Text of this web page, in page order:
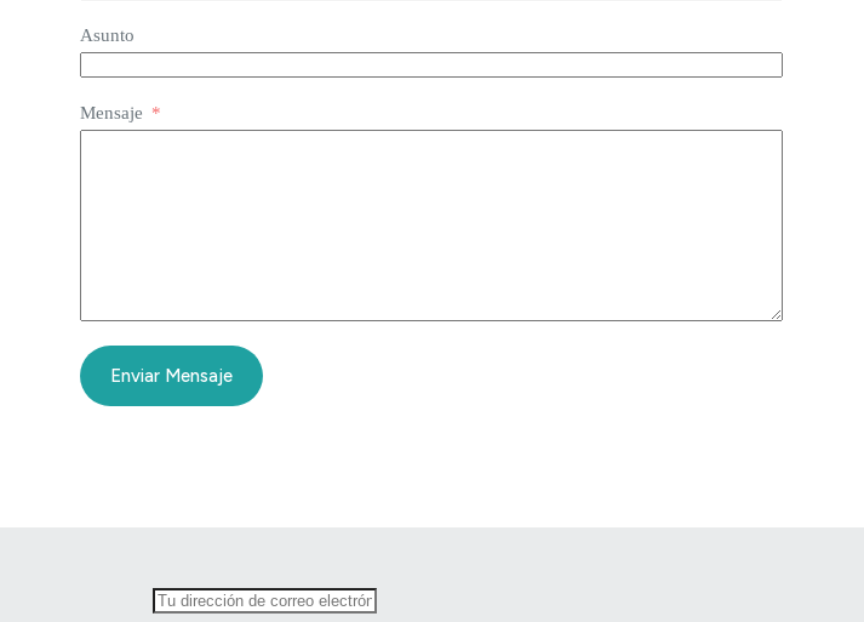
Asunto
Mensaje
Enviar Mensaje